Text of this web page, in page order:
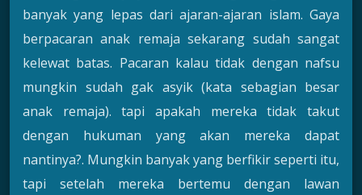
banyak yang lepas dari ajaran-ajaran islam. Gaya
berpacaran anak remaja sekarang sudah sangat
kelewat batas. Pacaran kalau tidak dengan nafsu
mungkin sudah gak asyik (kata sebagian besar
anak remaja). tapi apakah mereka tidak takut
dengan hukuman yang akan mereka dapat
nantinya?. Mungkin banyak yang berfikir seperti itu,
tapi setelah mereka bertemu dengan lawan